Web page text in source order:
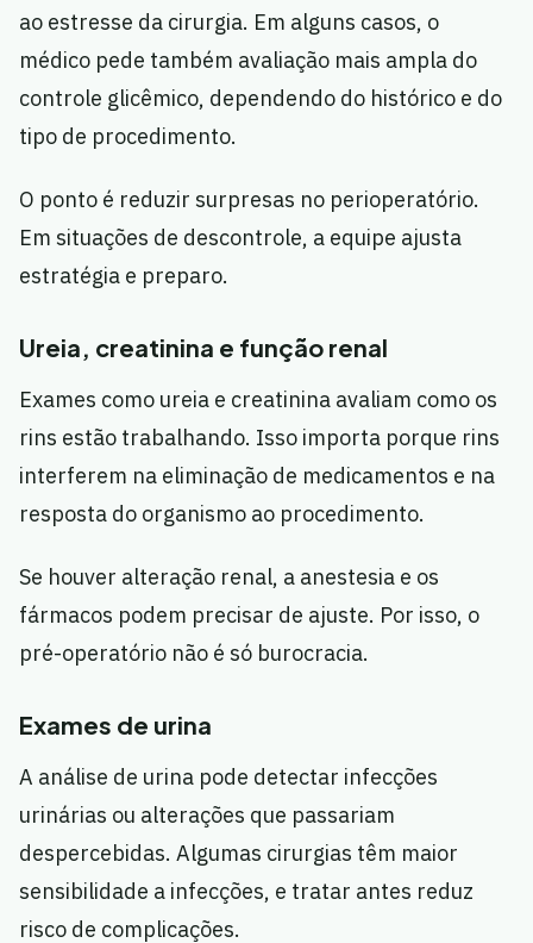
ao estresse da cirurgia. Em alguns casos, o
médico pede também avaliação mais ampla do
controle glicêmico, dependendo do histórico e do
tipo de procedimento.
O ponto é reduzir surpresas no perioperatório.
Em situações de descontrole, a equipe ajusta
estratégia e preparo.
Ureia, creatinina e função renal
Exames como ureia e creatinina avaliam como os
rins estão trabalhando. Isso importa porque rins
interferem na eliminação de medicamentos e na
resposta do organismo ao procedimento.
Se houver alteração renal, a anestesia e os
fármacos podem precisar de ajuste. Por isso, o
pré-operatório não é só burocracia.
Exames de urina
A análise de urina pode detectar infecções
urinárias ou alterações que passariam
despercebidas. Algumas cirurgias têm maior
sensibilidade a infecções, e tratar antes reduz
risco de complicações.